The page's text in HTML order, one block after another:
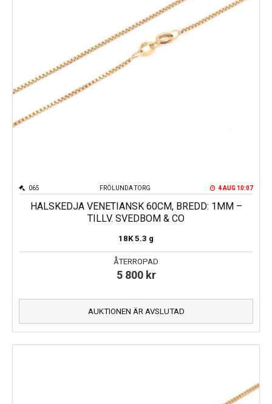
FRÖLUNDA TORG
065 4 AUG 10:07
HALSKEDJA VENETIANSK 60CM, BREDD: 1MM –
TILLV. SVEDBOM & CO
18K 5.3 g
ÅTERROPAD
5 800 kr
AUKTIONEN ÄR AVSLUTAD